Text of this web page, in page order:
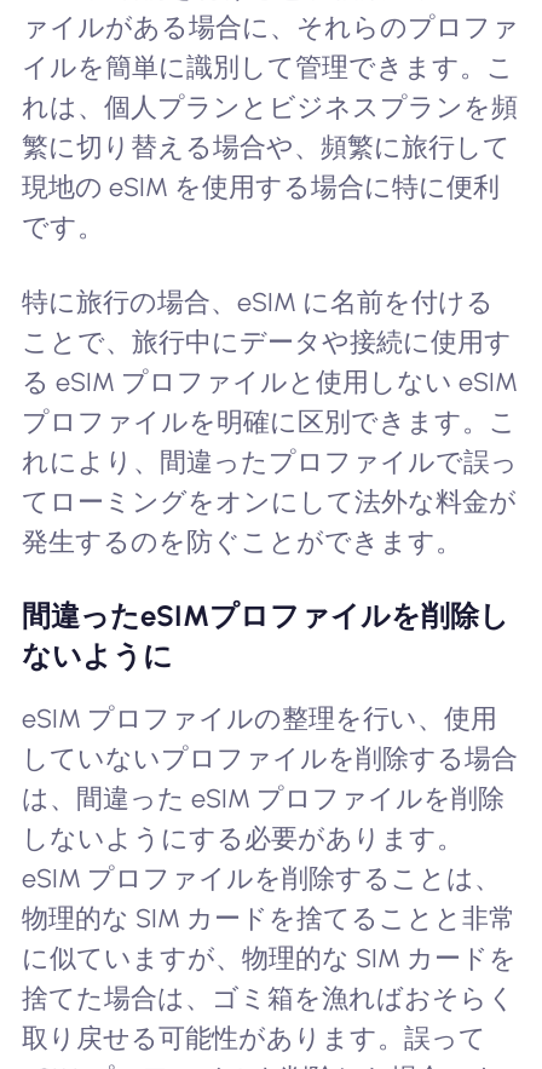
ァイルがある場合に、それらのプロファ
イルを簡単に識別して管理できます。こ
れは、個人プランとビジネスプランを頻
繁に切り替える場合や、頻繁に旅行して
現地の eSIM を使用する場合に特に便利
です。
特に旅行の場合、eSIM に名前を付ける
ことで、旅行中にデータや接続に使用す
る eSIM プロファイルと使用しない eSIM
プロファイルを明確に区別できます。こ
れにより、間違ったプロファイルで誤っ
てローミングをオンにして法外な料金が
発生するのを防ぐことができます。
間違ったeSIMプロファイルを削除し
ないように
eSIM プロファイルの整理を行い、使用
していないプロファイルを削除する場合
は、間違った eSIM プロファイルを削除
しないようにする必要があります。
eSIM プロファイルを削除することは、
物理的な SIM カードを捨てることと非常
に似ていますが、物理的な SIM カードを
捨てた場合は、ゴミ箱を漁ればおそらく
取り戻せる可能性があります。誤って